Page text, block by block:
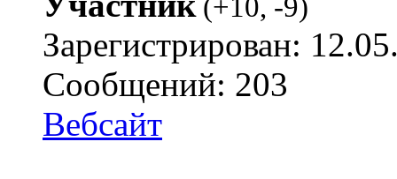
(+10, -9)
Зарегистрирован:
Сообщений: 203
Вебсайт